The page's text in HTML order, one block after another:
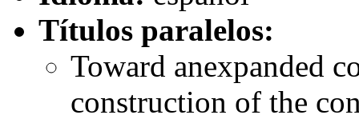
Títulos paralelos:
Toward anexpanded
construction of the